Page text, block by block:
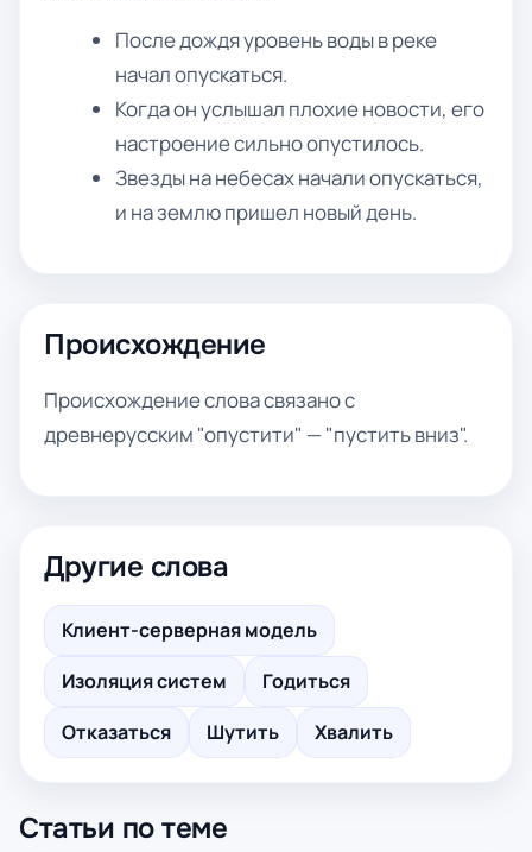
После дождя уровень воды в реке
начал опускаться.
Когда он услышал плохие новости, его
настроение сильно опустилось.
Звезды на небесах начали опускаться,
и на землю пришел новый день.
Происхождение
Происхождение слова связано с
древнерусским "опустити" — "пустить вниз".
Другие слова
Клиент-серверная модель
Изоляция систем
Годиться
Отказаться
Шутить Хвалить
Статьи по теме